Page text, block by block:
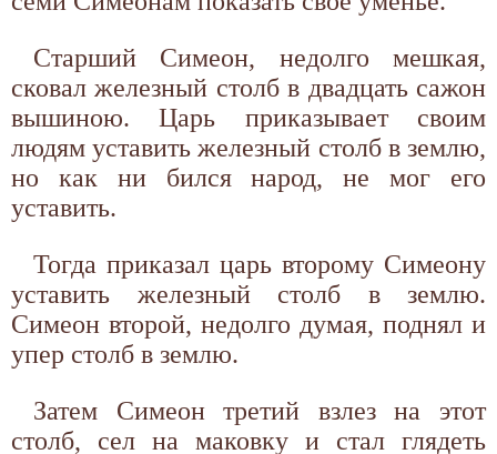
Старший Симеон, недолго мешкая,
сковал железный столб в двадцать сажон
вышиною. Царь приказывает своим
людям уставить железный столб в землю,
но как ни бился народ, не мог его
уставить.
Тогда приказал царь второму Симеону
уставить железный столб в землю.
Симеон второй, недолго думая, поднял и
упер столб в землю.
Затем Симеон третий взлез на этот
столб, сел на маковку и стал глядеть